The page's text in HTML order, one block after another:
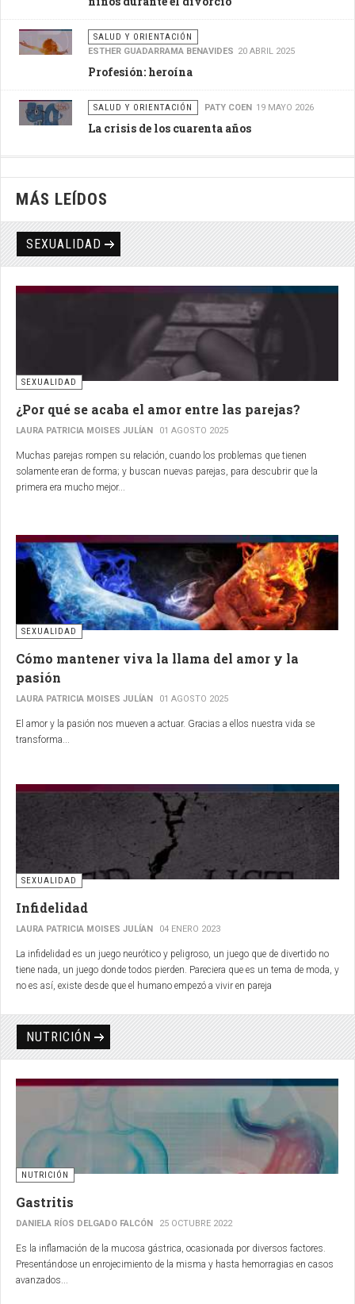
SALUD Y ORIENTACIÓN
ESTHER GUADARRAMA BENAVIDES 20 ABRIL 2025
Profesión: heroína
SALUD Y ORIENTACIÓN PATY COEN 19 MAYO 2026
La crisis de los cuarenta años
MÁS LEÍDOS
SEXUALIDAD
SEXUALIDAD
¿Por qué se acaba el amor entre las parejas?
LAURA PATRICIA MOISES JULÍAN 01 AGOSTO 2025
Muchas parejas rompen su relación, cuando los problemas que tienen
solamente eran de forma; y buscan nuevas parejas, para descubrir que la
primera era mucho mejor...
SEXUALIDAD
Cómo mantener viva la llama del amor y la
pasión
LAURA PATRICIA MOISES JULÍAN 01 AGOSTO 2025
El amor y la pasión nos mueven a actuar. Gracias a ellos nuestra vida se
transforma...
SEXUALIDAD
Infidelidad
LAURA PATRICIA MOISES JULÍAN 04 ENERO 2023
La infidelidad es un juego neurótico y peligroso, un juego que de divertido no
tiene nada, un juego donde todos pierden. Pareciera que es un tema de moda, y
no es así, existe desde que el humano empezó a vivir en pareja
NUTRICIÓN
NUTRICIÓN
Gastritis
DANIELA RÍOS DELGADO FALCÓN 25 OCTUBRE 2022
Es la inflamación de la mucosa gástrica, ocasionada por diversos factores.
Presentándose un enrojecimiento de la misma y hasta hemorragias en casos
avanzados...